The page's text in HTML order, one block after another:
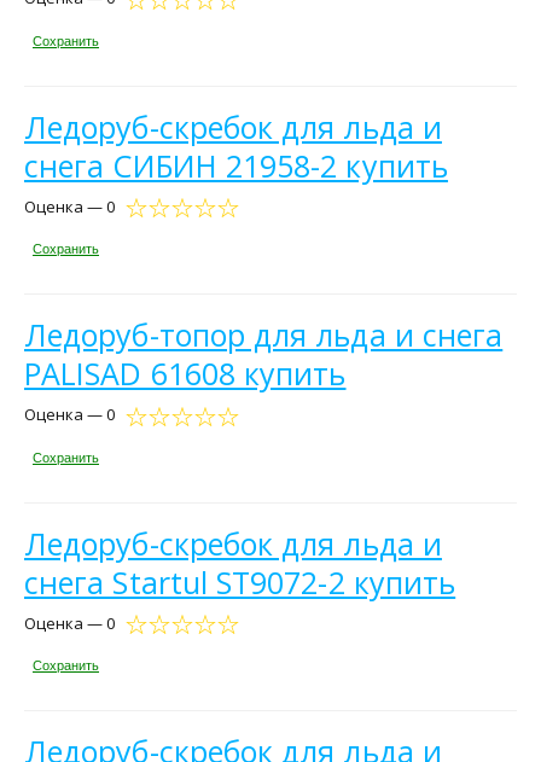
Сохранить
Ледоруб-скребок для льда и
снега СИБИН 21958-2 купить
Оценка — 0
Сохранить
Ледоруб-топор для льда и снега
PALISAD 61608 купить
Оценка — 0
Сохранить
Ледоруб-скребок для льда и
снега Startul ST9072-2 купить
Оценка — 0
Сохранить
Ледоруб-скребок для льда и